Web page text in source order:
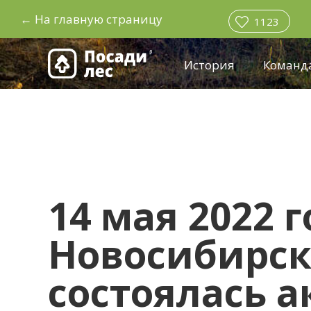
← На главную страницу 1123
История
14 мая 2022
состоялась